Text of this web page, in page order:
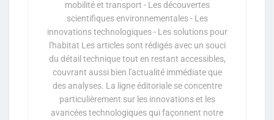
mobilité et transport - Les découvertes
scientifiques environnementales - Les
innovations technologiques - Les solutions pour
l'habitat Les articles sont rédigés avec un souci
du détail technique tout en restant accessibles,
couvrant aussi bien l'actualité immédiate que
des analyses. La ligne éditoriale se concentre
particulièrement sur les innovations et les
avancées technologiques qui façonnent notre